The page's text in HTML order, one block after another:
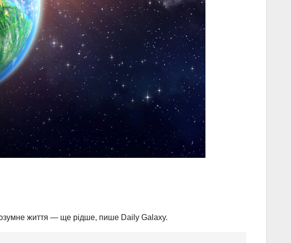
життя — ще рідше, пише Daily Galaxy.